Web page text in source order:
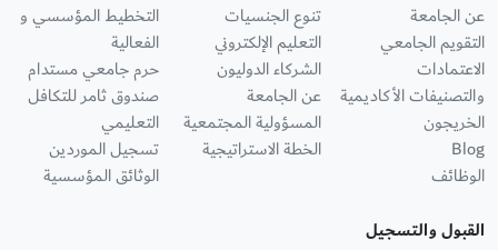
عن الجامعة
التقويم الجامعي
الاعتمادات
والتصنيفات الأكاديمية
الخريجون
Blog
الوظائف
تنوع الجنسيات
التعليم الإلكتروني
الشركاء الدوليون
عن الجامعة
المسؤولية المجتمعية
الخطة الاستراتيجية
التخطيط المؤسسي و
الفعالية
حرم جامعي مستدام
صندوق ثامر للتكافل
التعليمي
تسجيل الموردين
الوثائق المؤسسية
القبول والتسجيل